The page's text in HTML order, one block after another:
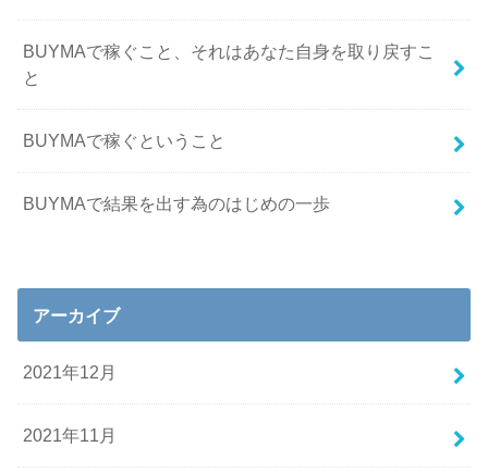
BUYMAで稼ぐこと、それはあなた自身を取り戻すこ
と
BUYMAで稼ぐということ
BUYMAで結果を出す為のはじめの一歩
アーカイブ
2021年12月
2021年11月